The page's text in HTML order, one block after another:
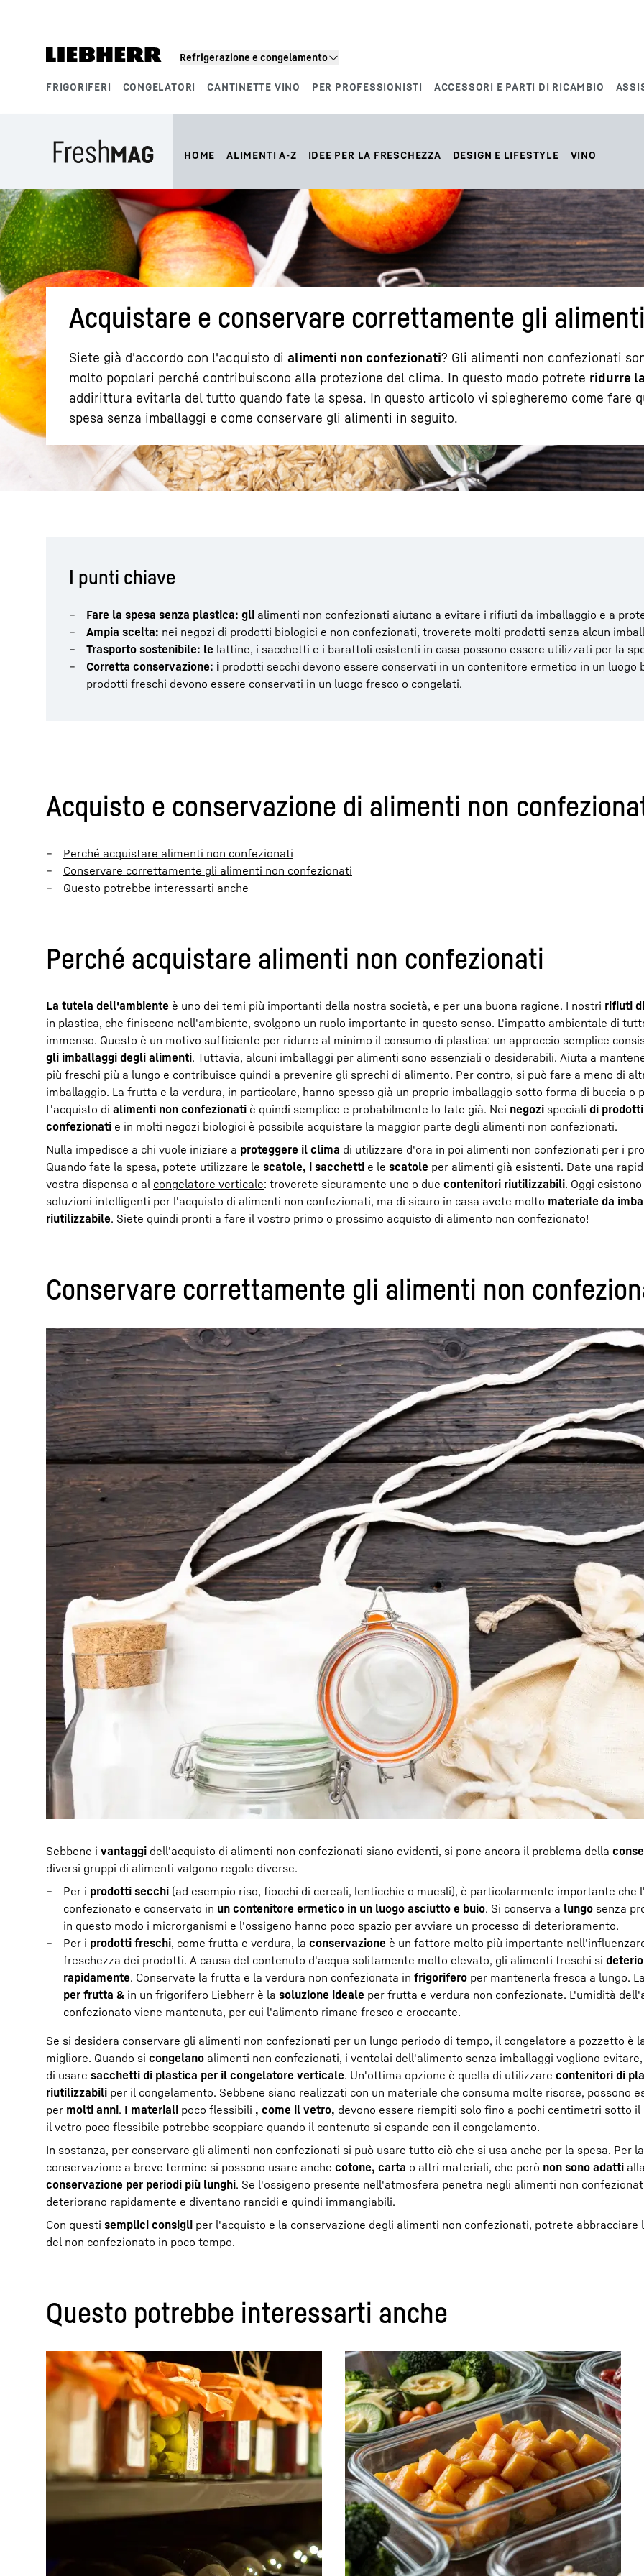
Refrigerazione e congelamento
FRIGORIFERI CONGELATORI CANTINETTE VINO PER PROFESSIONISTI ACCESSORI E PARTI DI RICAMBIO
Maggiori informazioni sulla società Carriera in Liebherr
HOME ALIMENTI A-Z IDEE PER LA FRESCHEZZA DESIGN E LIFESTYLE VINO
Acquistare e conservare correttamente gli
Siete già d'accordo con l'acquisto di alimenti non confezionati? Gli alimenti non confezionati
molto popolari perché contribuiscono alla protezione del clima. In questo modo potrete ridurre
addirittura evitarla del tutto quando fate la spesa. In questo articolo vi spiegheremo come fare
spesa senza imballaggi e come conservare gli alimenti in seguito.
I punti chiave
Fare la spesa senza plastica: gli alimenti non confezionati aiutano a evitare i rifiuti da imballaggio e a
Ampia scelta: nei negozi di prodotti biologici e non confezionati, troverete molti prodotti senza alcun
Trasporto sostenibile: le lattine, i sacchetti e i barattoli esistenti in casa possono essere utilizzati per la
Corretta conservazione: i prodotti secchi devono essere conservati in un contenitore ermetico in un luogo
prodotti freschi devono essere conservati in un luogo fresco o congelati.
Acquisto e conservazione di alimenti non
Perché acquistare alimenti non confezionati
Conservare correttamente gli alimenti non confezionati
Questo potrebbe interessarti anche
Perché acquistare alimenti non confezionati
La tutela dell'ambiente è uno dei temi più importanti della nostra società, e per una buona ragione. I nostri rifiuti
in plastica, che finiscono nell'ambiente, svolgono un ruolo importante in questo senso. L'impatto ambientale di
immenso. Questo è un motivo sufficiente per ridurre al minimo il consumo di plastica: un approccio semplice
gli imballaggi degli alimenti. Tuttavia, alcuni imballaggi per alimenti sono essenziali o desiderabili. Aiuta a
più freschi più a lungo e contribuisce quindi a prevenire gli sprechi di alimento. Per contro, si può fare a meno di
imballaggio. La frutta e la verdura, in particolare, hanno spesso già un proprio imballaggio sotto forma di buccia o
L'acquisto di alimenti non confezionati è quindi semplice e probabilmente lo fate già. Nei negozi speciali di
confezionati e in molti negozi biologici è possibile acquistare la maggior parte degli alimenti non confezionati.
Nulla impedisce a chi vuole iniziare a proteggere il clima di utilizzare d'ora in poi alimenti non confezionati per i
Quando fate la spesa, potete utilizzare le scatole, i sacchetti e le scatole per alimenti già esistenti. Date una
vostra dispensa o al congelatore verticale: troverete sicuramente uno o due contenitori riutilizzabili. Oggi
soluzioni intelligenti per l'acquisto di alimenti non confezionati, ma di sicuro in casa avete molto materiale da
riutilizzabile. Siete quindi pronti a fare il vostro primo o prossimo acquisto di alimento non confezionato!
Conservare correttamente gli alimenti non
Sebbene i vantaggi dell'acquisto di alimenti non confezionati siano evidenti, si pone ancora il problema della
diversi gruppi di alimenti valgono regole diverse.
Per i prodotti secchi (ad esempio riso, fiocchi di cereali, lenticchie o muesli), è particolarmente importante che
confezionato e conservato in un contenitore ermetico in un luogo asciutto e buio. Si conserva a lungo senza
in questo modo i microrganismi e l'ossigeno hanno poco spazio per avviare un processo di deterioramento.
Per i prodotti freschi, come frutta e verdura, la conservazione è un fattore molto più importante
freschezza dei prodotti. A causa del contenuto d'acqua solitamente molto elevato, gli alimenti freschi si
rapidamente. Conservate la frutta e la verdura non confezionata in frigorifero per mantenerla fresca a lungo.
per frutta & in un frigorifero Liebherr è la soluzione ideale per frutta e verdura non confezionate. L'umidità
confezionato viene mantenuta, per cui l'alimento rimane fresco e croccante.
Se si desidera conservare gli alimenti non confezionati per un lungo periodo di tempo, il congelatore a pozzetto è
migliore. Quando si congelano alimenti non confezionati, i ventolai dell'alimento senza imballaggi vogliono
di usare sacchetti di plastica per il congelatore verticale. Un'ottima opzione è quella di utilizzare contenitori di
riutilizzabili per il congelamento. Sebbene siano realizzati con un materiale che consuma molte risorse, possono
per molti anni. I materiali poco flessibili , come il vetro, devono essere riempiti solo fino a pochi centimetri sotto il
il vetro poco flessibile potrebbe scoppiare quando il contenuto si espande con il congelamento.
In sostanza, per conservare gli alimenti non confezionati si può usare tutto ciò che si usa anche per la spesa. Per la
conservazione a breve termine si possono usare anche cotone, carta o altri materiali, che però non sono adatti
conservazione per periodi più lunghi. Se l'ossigeno presente nell'atmosfera penetra negli alimenti non
deteriorano rapidamente e diventano rancidi e quindi immangiabili.
Con questi semplici consigli per l'acquisto e la conservazione degli alimenti non confezionati, potrete abbracciare
del non confezionato in poco tempo.
Questo potrebbe interessarti anche